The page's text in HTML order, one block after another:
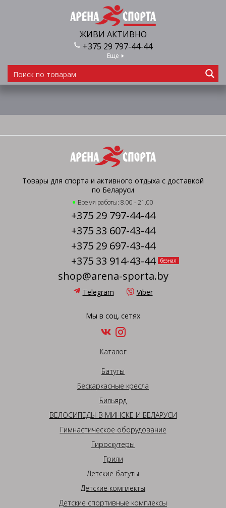
ЖИВИ АКТИВНО
+375 29 797-44-44
Еще
Товары для спорта и активного отдыха с доставкой
по Беларуси
Время работы: 8.00 - 21.00
+375 29 797-44-44
+375 33 607-43-44
+375 29 697-43-44
+375 33 914-43-44
безнал
shop@arena-sporta.by
Telegram Viber
Мы в соц. сетях
Каталог
Батуты
Бескаркасные кресла
Бильярд
ВЕЛОСИПЕДЫ В МИНСКЕ И БЕЛАРУСИ
Гимнастическое оборудование
Гироскутеры
Грили
Детские батуты
Детские комплекты
Детские спортивные комплексы